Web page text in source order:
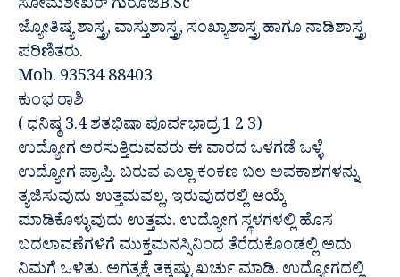
ಸೋಮಶೇಖರ್ ಗುರೂಜಿB.Sc
ಜ್ಯೋತಿಷ್ಯ ಶಾಸ್ತ್ರ, ವಾಸ್ತುಶಾಸ್ತ್ರ, ಸಂಖ್ಯಾಶಾಸ್ತ್ರ ಹಾಗೂ ನಾಡಿಶಾಸ್ತ್ರ
ಪರಿಣಿತರು.
Mob. 93534 88403
ಕುಂಭ ರಾಶಿ
( ಧನಿಷ್ಠ 3.4 ಶತಭಿಷಾ ಪೂರ್ವಭಾದ್ರ 1 2 3)
ಉದ್ಯೋಗ ಅರಸುತ್ತಿರುವವರು ಈ ವಾರದ ಒಳಗಡೆ ಒಳ್ಳೆ
ಉದ್ಯೋಗ ಪ್ರಾಪ್ತಿ. ಬರುವ ಎಲ್ಲಾ ಕಂಕಣ ಬಲ ಅವಕಾಶಗಳನ್ನು
ತ್ಯಜಿಸುವುದು ಉತ್ತಮವಲ್ಲ, ಇರುವುದರಲ್ಲಿ ಆಯ್ಕೆ
ಮಾಡಿಕೊಳ್ಳುವುದು ಉತ್ತಮ. ಉದ್ಯೋಗ ಸ್ಥಳಗಳಲ್ಲಿ ಹೊಸ
ಬದಲಾವಣೆಗಳಿಗೆ ಮುಕ್ತಮನಸ್ಸಿನಿಂದ ತೆರೆದುಕೊಂಡಲ್ಲಿ ಅದು